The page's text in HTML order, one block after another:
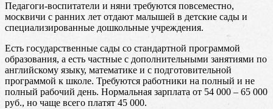
Педагоги-воспитатели и няни требуются повсеместно,
москвичи с ранних лет отдают малышей в детские сады и
специализированные дошкольные учреждения.
Есть государственные сады со стандартной программой
образования, а есть частные с дополнительными занятиями по
английскому языку, математике и с подготовительной
программой к школе. Требуются работники на полный и не
полный рабочий день. Нормальная зарплата от 54 000 – 65 000
руб., но чаще всего платят 45 000.